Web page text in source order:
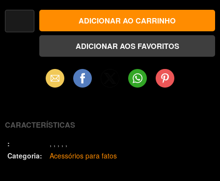
Email Facebook WhatsAppPinterest
CARACTERÍSTICAS
:
Categoria:
Acessórios para fatos